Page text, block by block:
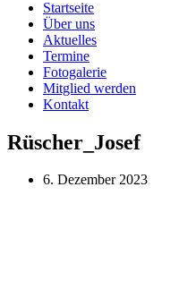
Startseite
Über uns
Aktuelles
Termine
Fotogalerie
Mitglied werden
Kontakt
Rüscher_Josef
6. Dezember 2023